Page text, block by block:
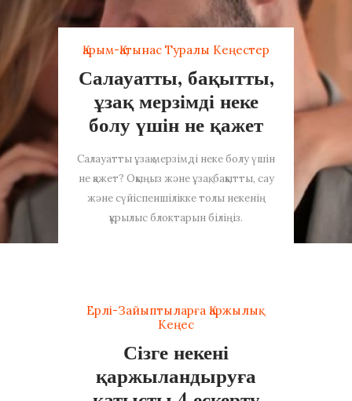
Қарым-Қатынас Туралы Кеңестер
Салауатты, бақытты,
ұзақ мерзімді неке
болу үшін не қажет
Салауатты ұзақ мерзімді неке болу үшін
не қажет? Оқыңыз және ұзақ, бақытты, сау
және сүйіспеншілікке толы некенің
құрылыс блоктарын біліңіз.
Ерлі-Зайыптыларға Қаржылық
Кеңес
Сізге некені
қаржыландыруға